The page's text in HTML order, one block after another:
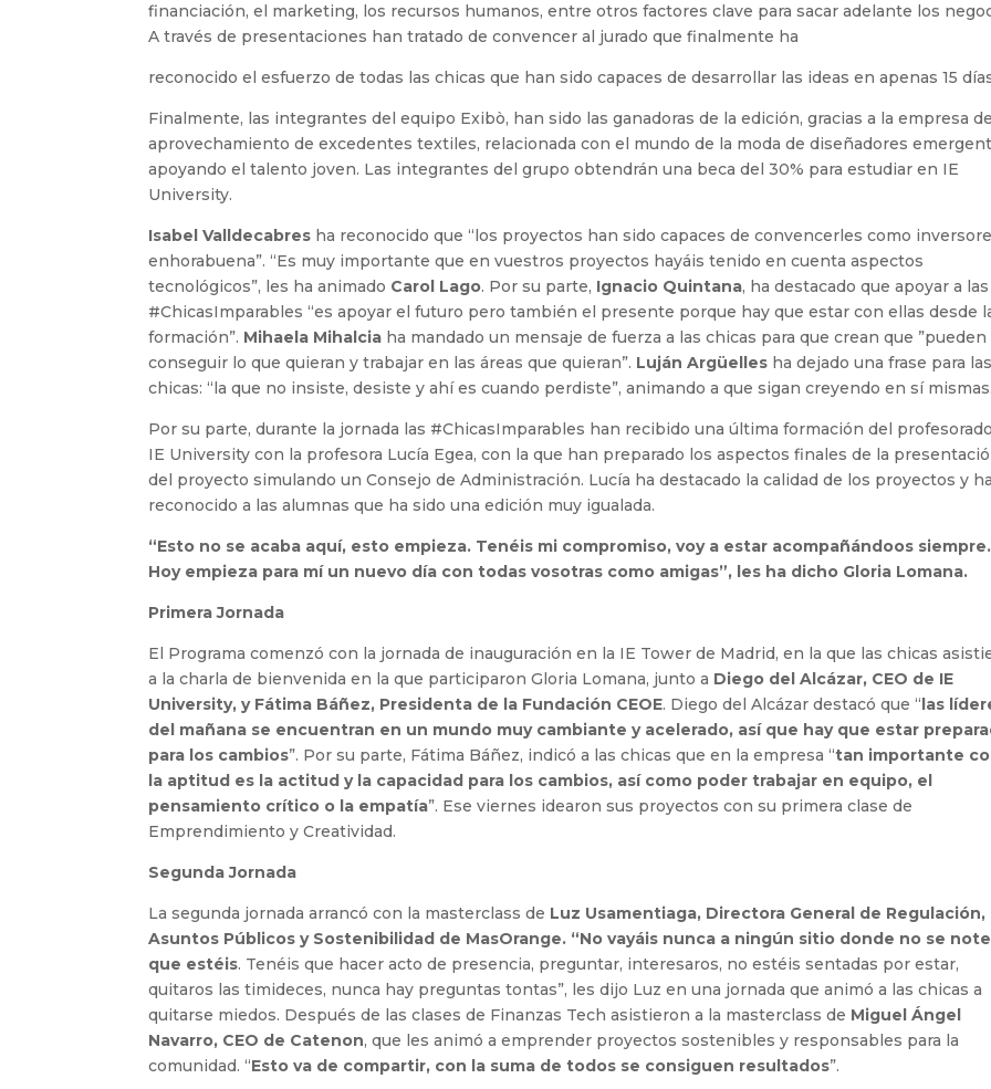
financiación, el marketing, los recursos humanos, entre otros factores clave para sacar adelante los
A través de presentaciones han tratado de convencer al jurado que finalmente ha
reconocido el esfuerzo de todas las chicas que han sido capaces de desarrollar las ideas en apenas 15
Finalmente, las integrantes del equipo Exibò, han sido las ganadoras de la edición, gracias a la empresa de
aprovechamiento de excedentes textiles, relacionada con el mundo de la moda de diseñadores
apoyando el talento joven. Las integrantes del grupo obtendrán una beca del 30% para estudiar en IE
University.
Isabel Valldecabres ha reconocido que “los proyectos han sido capaces de convencerles como
enhorabuena”. “Es muy importante que en vuestros proyectos hayáis tenido en cuenta aspectos
tecnológicos”, les ha animado Carol Lago. Por su parte, Ignacio Quintana, ha destacado que apoyar a las
#ChicasImparables “es apoyar el futuro pero también el presente porque hay que estar con ellas desde
formación”. Mihaela Mihalcia ha mandado un mensaje de fuerza a las chicas para que crean que ”pueden
conseguir lo que quieran y trabajar en las áreas que quieran”. Luján Argüelles ha dejado una frase para las
chicas: “la que no insiste, desiste y ahí es cuando perdiste”, animando a que sigan creyendo en sí mismas.
Por su parte, durante la jornada las #ChicasImparables han recibido una última formación del
IE University con la profesora Lucía Egea, con la que han preparado los aspectos finales de la
del proyecto simulando un Consejo de Administración. Lucía ha destacado la calidad de los proyectos y ha
reconocido a las alumnas que ha sido una edición muy igualada.
“Esto no se acaba aquí, esto empieza. Tenéis mi compromiso, voy a estar acompañándoos siempre.
Hoy empieza para mí un nuevo día con todas vosotras como amigas”, les ha dicho Gloria Lomana.
Primera Jornada
El Programa comenzó con la jornada de inauguración en la IE Tower de Madrid, en la que las chicas
a la charla de bienvenida en la que participaron Gloria Lomana, junto a Diego del Alcázar, CEO de IE
University, y Fátima Báñez, Presidenta de la Fundación CEOE. Diego del Alcázar destacó que “ las
del mañana se encuentran en un mundo muy cambiante y acelerado, así que hay que estar
para los cambios”. Por su parte, Fátima Báñez, indicó a las chicas que en la empresa “tan importante
la aptitud es la actitud y la capacidad para los cambios, así como poder trabajar en equipo, el
pensamiento crítico o la empatía”. Ese viernes idearon sus proyectos con su primera clase de
Emprendimiento y Creatividad.
Segunda Jornada
La segunda jornada arrancó con la masterclass de Luz Usamentiaga, Directora General de Regulación,
Asuntos Públicos y Sostenibilidad de MasOrange. “No vayáis nunca a ningún sitio donde no se note
que estéis. Tenéis que hacer acto de presencia, preguntar, interesaros, no estéis sentadas por estar,
quitaros las timideces, nunca hay preguntas tontas”, les dijo Luz en una jornada que animó a las chicas a
quitarse miedos. Después de las clases de Finanzas Tech asistieron a la masterclass de Miguel Ángel
Navarro, CEO de Catenon, que les animó a emprender proyectos sostenibles y responsables para la
comunidad. “Esto va de compartir, con la suma de todos se consiguen resultados”.